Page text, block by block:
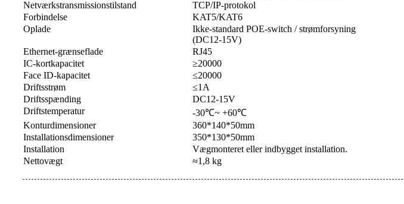
Netværkstransmissionstilstand
TCP/IP-protokol
Forbindelse
KAT5/KAT6
Oplade
Ikke-standard POE-switch / strømforsyning
(DC12-15V)
Ethernet-grænseflade
RJ45
IC-kortkapacitet
≥20000
Face ID-kapacitet
≤20000
Driftsstrøm
≤1A
Driftsspænding
DC12-15V
Driftstemperatur
-30℃~ +60℃
Konturdimensioner
360*140*50mm
Installationsdimensioner
350*130*50mm
Installation
Vægmonteret eller indbygget installation.
Nettovægt
≈1,8 kg